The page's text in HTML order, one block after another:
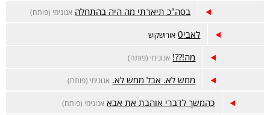
בסה"כ תיארתי מה היה בהתחלה אנונימי (פותח)
לאבי0 אורושקוש
מה!??! אנונימי (פותח)
ממש לא. אבל ממש לא. אנונימי (פותח)
כהמשך לדברי אוהבת את אבא אנונימי (פותח)